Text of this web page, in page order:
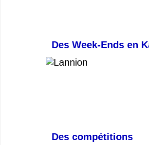
Des Week-Ends en
Des compétitions